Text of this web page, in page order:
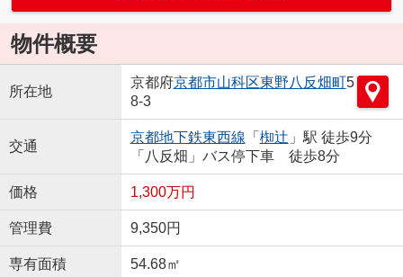
物件概要
所在地
京都府京都市山科区東野八反畑町5
8-3
交通
京都地下鉄東西線 「 椥辻 」駅 徒歩9分
「八反畑」バス停下車 徒歩8分
価格 1,300万円
管理費 9,350円
専有面積 54.68㎡